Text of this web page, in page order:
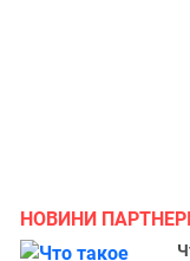
НОВИНИ